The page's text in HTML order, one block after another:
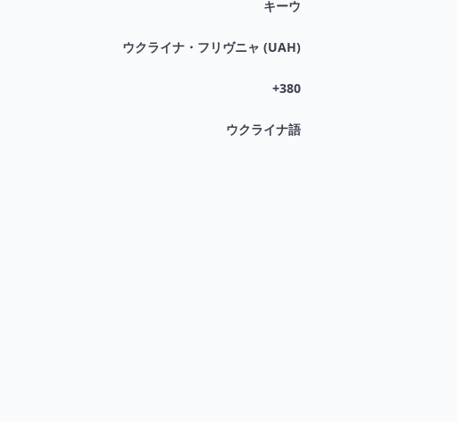
キーウ
ウクライナ・フリヴニャ (UAH)
+380
ウクライナ語